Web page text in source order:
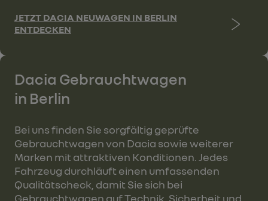
JETZT DACIA NEUWAGEN IN BERLIN
ENTDECKEN
Dacia Gebrauchtwagen
in Berlin
Bei uns finden Sie sorgfältig geprüfte
Gebrauchtwagen von Dacia sowie weiterer
Marken mit attraktiven Konditionen. Jedes
Fahrzeug durchläuft einen umfassenden
Qualitätscheck, damit Sie sich bei
Gebrauchtwagen auf Technik, Sicherheit und